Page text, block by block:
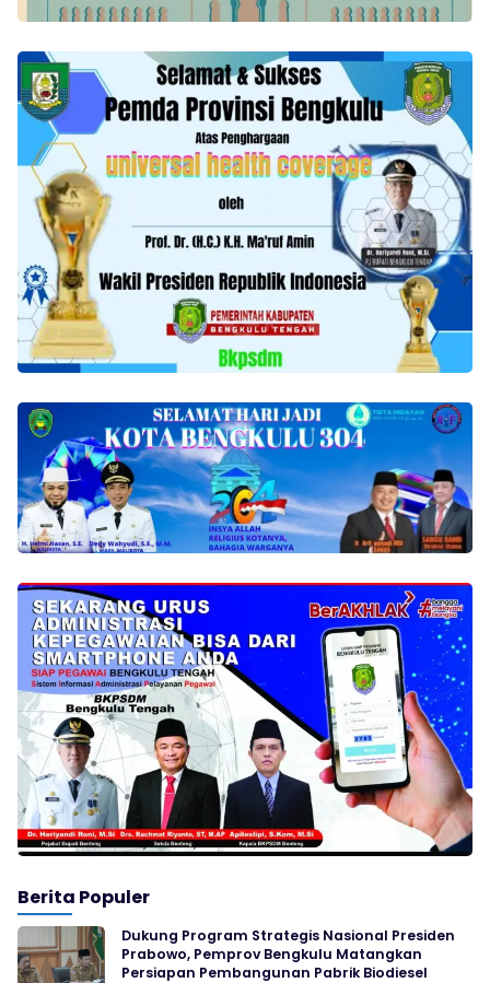
Berita Populer
Dukung Program Strategis Nasional Presiden
Prabowo, Pemprov Bengkulu Matangkan
Persiapan Pembangunan Pabrik Biodiesel